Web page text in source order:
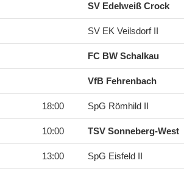
SV Edelweiß Crock
SV EK Veilsdorf II
FC BW Schalkau
VfB Fehrenbach
18:00 SpG Römhild II
10:00 TSV Sonneberg-West
13:00 SpG Eisfeld II